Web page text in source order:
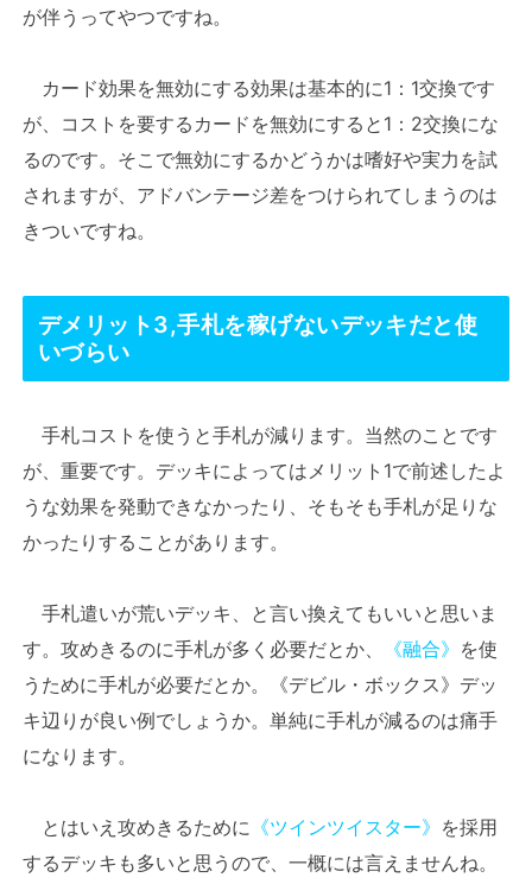
が伴うってやつですね。
カード効果を無効にする効果は基本的に1：1交換です
が、コストを要するカードを無効にすると1：2交換にな
るのです。そこで無効にするかどうかは嗜好や実力を試
されますが、アドバンテージ差をつけられてしまうのは
きついですね。
デメリット3,手札を稼げないデッキだと使
いづらい
手札コストを使うと手札が減ります。当然のことです
が、重要です。デッキによってはメリット1で前述したよ
うな効果を発動できなかったり、そもそも手札が足りな
かったりすることがあります。
手札遣いが荒いデッキ、と言い換えてもいいと思いま
す。攻めきるのに手札が多く必要だとか、
《融合》 を使
うために手札が必要だとか。《デビル・ボックス》デッ
キ辺りが良い例でしょうか。単純に手札が減るのは痛手
になります。
とはいえ攻めきるために 《ツインツイスター》 を採用
するデッキも多いと思うので、一概には言えませんね。